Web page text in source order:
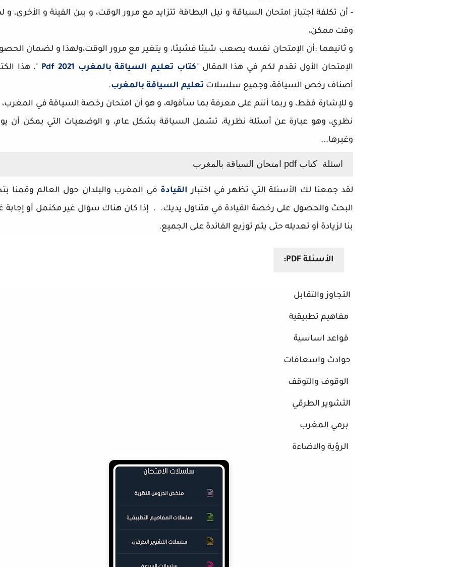
- أن تكلفة اجتياز امتحان السياقة و نيل البطاقة تتزايد مع مرور الوقت، و بين الفينة و الأخرى،
وقت ممكن،
و ثانيهما :أن الإمتحان نفسه يصعب شيئا فشيئا، و يتغير مع مرور الوقت،ولهذا و لضمان
الإمتحان الأول نقدم لكم في هذا المقال "كتاب تعليم السياقة بالمغرب 2021 Pdf "، هذا
أصناف رخص السياقة، وجميع سلسلات تعليم السياقة بالمغرب.
و للإشارة فقط، و ربما أنتم على معرفة بما سأقوله، و هو أن امتحان رخصة السياقة في المغرب،
نظري، وهو عبارة عن أسئلة نظرية، تشمل السياقة بشكل عام، و الوضعيات التي يمكن أن
وغيرها...
اسئلة كتاب pdf امتحان السياقة بالمغرب
لقد جمعنا لك الأسئلة التي تظهر في اختبار القيادة في المغرب والبلدان حول العالم وقمنا
البحث والحصول على رخصة القيادة في متناول يديك. . إذا كان هناك سؤال غير مكتمل أو
بنا لزيادة أو تعديله حتى يتم توزيع الفائدة على الجميع.
الأسئلة PDF:
التجاوز والتقابل
مفاهيم تطبيقية
قواعد اساسية
حوادث واسعافات
الوقوف والتوقف
التشوير الطرقي
برمي المغرب
الرؤية والاضاءة